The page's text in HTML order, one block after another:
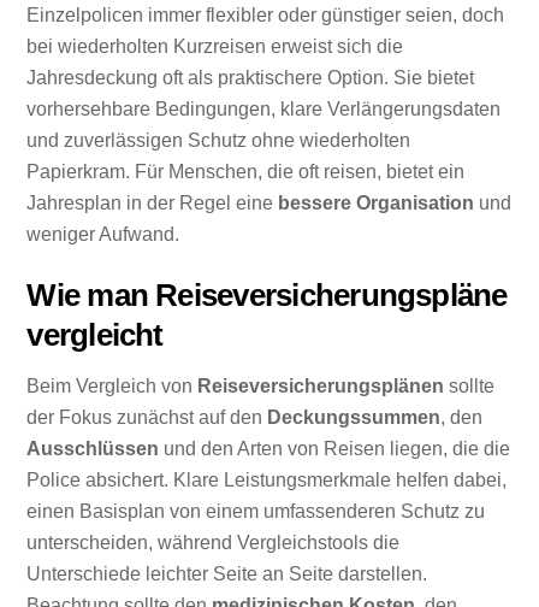
Einzelpolicen immer flexibler oder günstiger seien, doch
bei wiederholten Kurzreisen erweist sich die
Jahresdeckung oft als praktischere Option. Sie bietet
vorhersehbare Bedingungen, klare Verlängerungsdaten
und zuverlässigen Schutz ohne wiederholten
Papierkram. Für Menschen, die oft reisen, bietet ein
Jahresplan in der Regel eine bessere Organisation und
weniger Aufwand.
Wie man Reiseversicherungspläne
vergleicht
Beim Vergleich von Reiseversicherungsplänen sollte
der Fokus zunächst auf den Deckungssummen, den
Ausschlüssen und den Arten von Reisen liegen, die die
Police absichert. Klare Leistungsmerkmale helfen dabei,
einen Basisplan von einem umfassenderen Schutz zu
unterscheiden, während Vergleichstools die
Unterschiede leichter Seite an Seite darstellen.